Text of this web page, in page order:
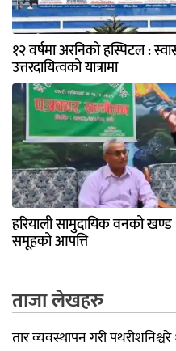
१२ वर्षमा अरनिको हस्पिटल :
उत्तरदायित्वको यात्रामा
हरियाली सामुदायिक वनको खण्ड
समूहको आपत्ति
ताजा लेखहरु
तार व्यवस्थापन गरी